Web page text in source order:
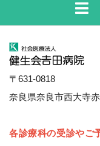
〒631-0818
奈良県奈良市西大寺
各診療科の受診やご